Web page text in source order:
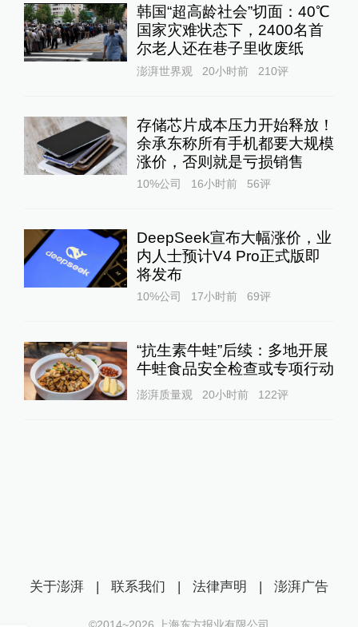
韩国“超高龄社会”切面：40℃
国家灾难状态下，2400名首
尔老人还在巷子里收废纸
澎湃世界观 20小时前 210评
存储芯片成本压力开始释放！
余承东称所有手机都要大规模
涨价，否则就是亏损销售
10%公司 16小时前 56评
DeepSeek宣布大幅涨价，业
内人士预计V4 Pro正式版即
将发布
10%公司 17小时前 69评
“抗生素牛蛙”后续：多地开展
牛蛙食品安全检查或专项行动
澎湃质量观 20小时前 122评
关于澎湃 | 联系我们 | 法律声明 | 澎湃广告
©2014~2026 上海东方报业有限公司